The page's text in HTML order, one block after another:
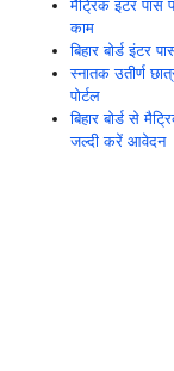
मैट्रिक इंटर पास
काम
बिहार बोर्ड इंटर
स्नातक उतीर्ण
पोर्टल
बिहार बोर्ड से
जल्दी करें आवेदन